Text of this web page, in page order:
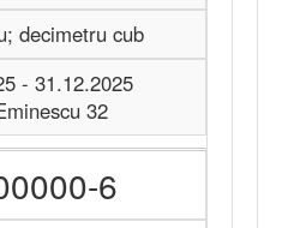
decimetru cub
- 31.12.2025
32
6